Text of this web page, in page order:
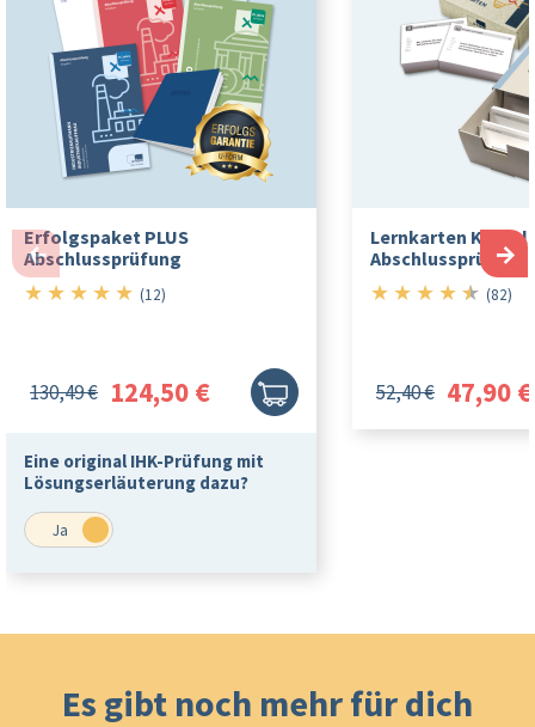
Erfolgspaket PLUS
Abschlussprüfung
★ ★ ★ ★ ★ 5/5
(12)
124,50 €
130,49 €
Eine original IHK-Prüfung mit
Lösungserläuterung dazu?
Lernkarten
Abschlussprüfung
★ ★ ★ ★ ★ 4.5/5
(82)
47,90 €
52,40 €
← →
Es gibt noch mehr für dich